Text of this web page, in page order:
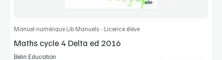
Commander l'article
Manuel numérique Lib Manuels - Licence élève
Maths cycle 4 Delta ed 2016
Belin Education